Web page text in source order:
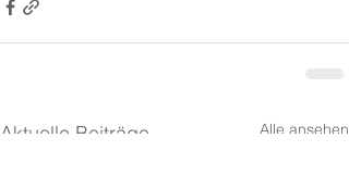
Aktuelle Beiträge Alle ansehen